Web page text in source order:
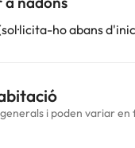
ho abans
i poden variar